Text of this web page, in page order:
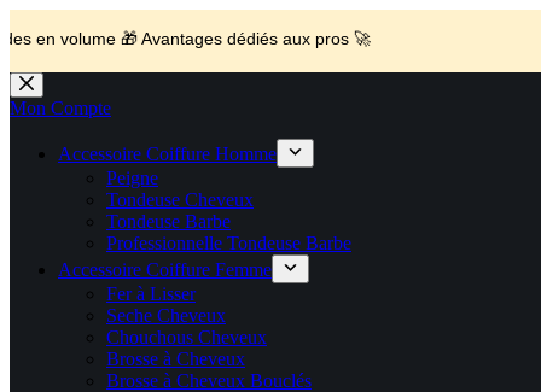
🎁 Avantages dédiés aux pros 🚀
🔥 Déjà adopté par les pros 👉 Passez en Espace Pro B2B 📦
💼 Offres réservées aux professionnels 🚀 Rejoignez l’Espace Pro
Passer
au
Mon Compte
Accessoire Coiffure Homme
Peigne
Tondeuse Cheveux
Tondeuse Barbe
Professionnelle Tondeuse Barbe
Accessoire Coiffure Femme
Fer à Lisser
Seche Cheveux
Chouchous Cheveux
Brosse à Cheveux
Brosse à Cheveux Bouclés